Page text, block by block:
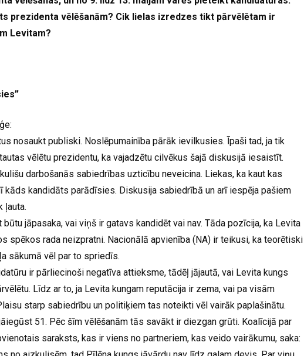
prezidenta vēlēšanām? Cik lielas izredzes tikt pārvēlētam ir
Levitam?
nosaukt publiski. Noslēpumainība pārāk ievilkusies. Īpaši tad, ja tik
vēlētu prezidentu, ka vajadzētu cilvēkus šajā diskusijā iesaistīt.
darbošanās sabiedrības uzticību neveicina. Liekas, ka kaut kas
kāds kandidāts parādīsies. Diskusija sabiedrībā un arī iespēja pašiem
ļauta.
jāpasaka, vai viņš ir gatavs kandidēt vai nav. Tāda pozīcija, ka Levita
spēkos rada neizpratni. Nacionālā apvienība (NA) ir teikusi, ka teorētiski
sākumā vēl par to spriedīs.
ir pārliecinoši negatīva attieksme, tādēļ jājautā, vai Levita kungs
Līdz ar to, ja Levita kungam reputācija ir zema, vai pa visām
starp sabiedrību un politiķiem tas noteikti vēl vairāk paplašinātu.
51. Pēc šīm vēlēšanām tās savākt ir diezgan grūti. Koalīcijā par
saraksts, kas ir viens no partneriem, kas veido vairākumu, saka: